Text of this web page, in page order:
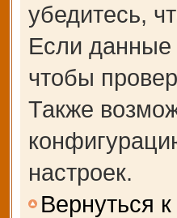
убедитесь,
Если данные
чтобы
Также
настроек.
Вернуться